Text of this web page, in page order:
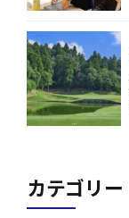
カテゴリー